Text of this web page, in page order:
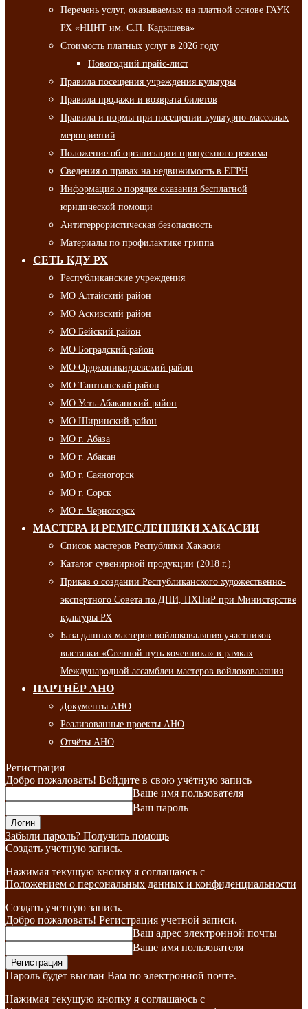
Перечень услуг, оказываемых на платной основе ГАУК
РХ «НЦНТ им. С.П. Кадышева»
Стоимость платных услуг в 2026 году
Новогодний прайс-лист
Правила посещения учреждения культуры
Правила продажи и возврата билетов
Правила и нормы при посещении культурно-массовых
мероприятий
Положение об организации пропускного режима
Сведения о правах на недвижимость в ЕГРН
Информация о порядке оказания бесплатной
юридической помощи
Антитеррористическая безопасность
Материалы по профилактике гриппа
СЕТЬ КДУ РХ
Республиканские учреждения
МО Алтайский район
МО Аскизский район
МО Бейский район
МО Боградский район
МО Орджоникидзевский район
МО Таштыпский район
МО Усть-Абаканский район
МО Ширинский район
МО г. Абаза
МО г. Абакан
МО г. Саяногорск
МО г. Сорск
МО г. Черногорск
МАСТЕРА И РЕМЕСЛЕННИКИ ХАКАСИИ
Список мастеров Республики Хакасия
Каталог сувенирной продукции (2018 г.)
Приказ о создании Республиканского художественно-
экспертного Совета по ДПИ, НХПиР при Министерстве
культуры РХ
База данных мастеров войлоковаляния участников
выставки «Степной путь кочевника» в рамках
Международной ассамблеи мастеров войлоковаляния
ПАРТНЁР АНО
Документы АНО
Реализованные проекты АНО
Отчёты АНО
Регистрация
Добро пожаловать! Войдите в свою учётную запись
Ваше имя пользователя
Ваш пароль
Забыли пароль? Получить помощь
Создать учетную запись.
Нажимая текущую кнопку я соглашаюсь с
Положением о персональных данных и конфиденциальности
Создать учетную запись.
Добро пожаловать! Регистрация учетной записи.
Ваш адрес электронной почты
Ваше имя пользователя
Пароль будет выслан Вам по электронной почте.
Нажимая текущую кнопку я соглашаюсь с